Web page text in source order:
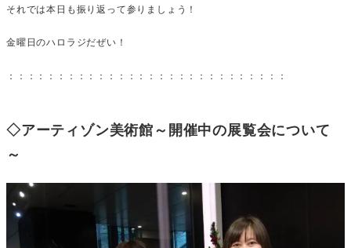
それでは本日も振り返って参りましょう！
金曜日のハロラジだぜい！
：：：：：：：：：：：：：：：：：：：：：：：：：：：：
◇アーティゾン美術館～開催中の展覧会について
～